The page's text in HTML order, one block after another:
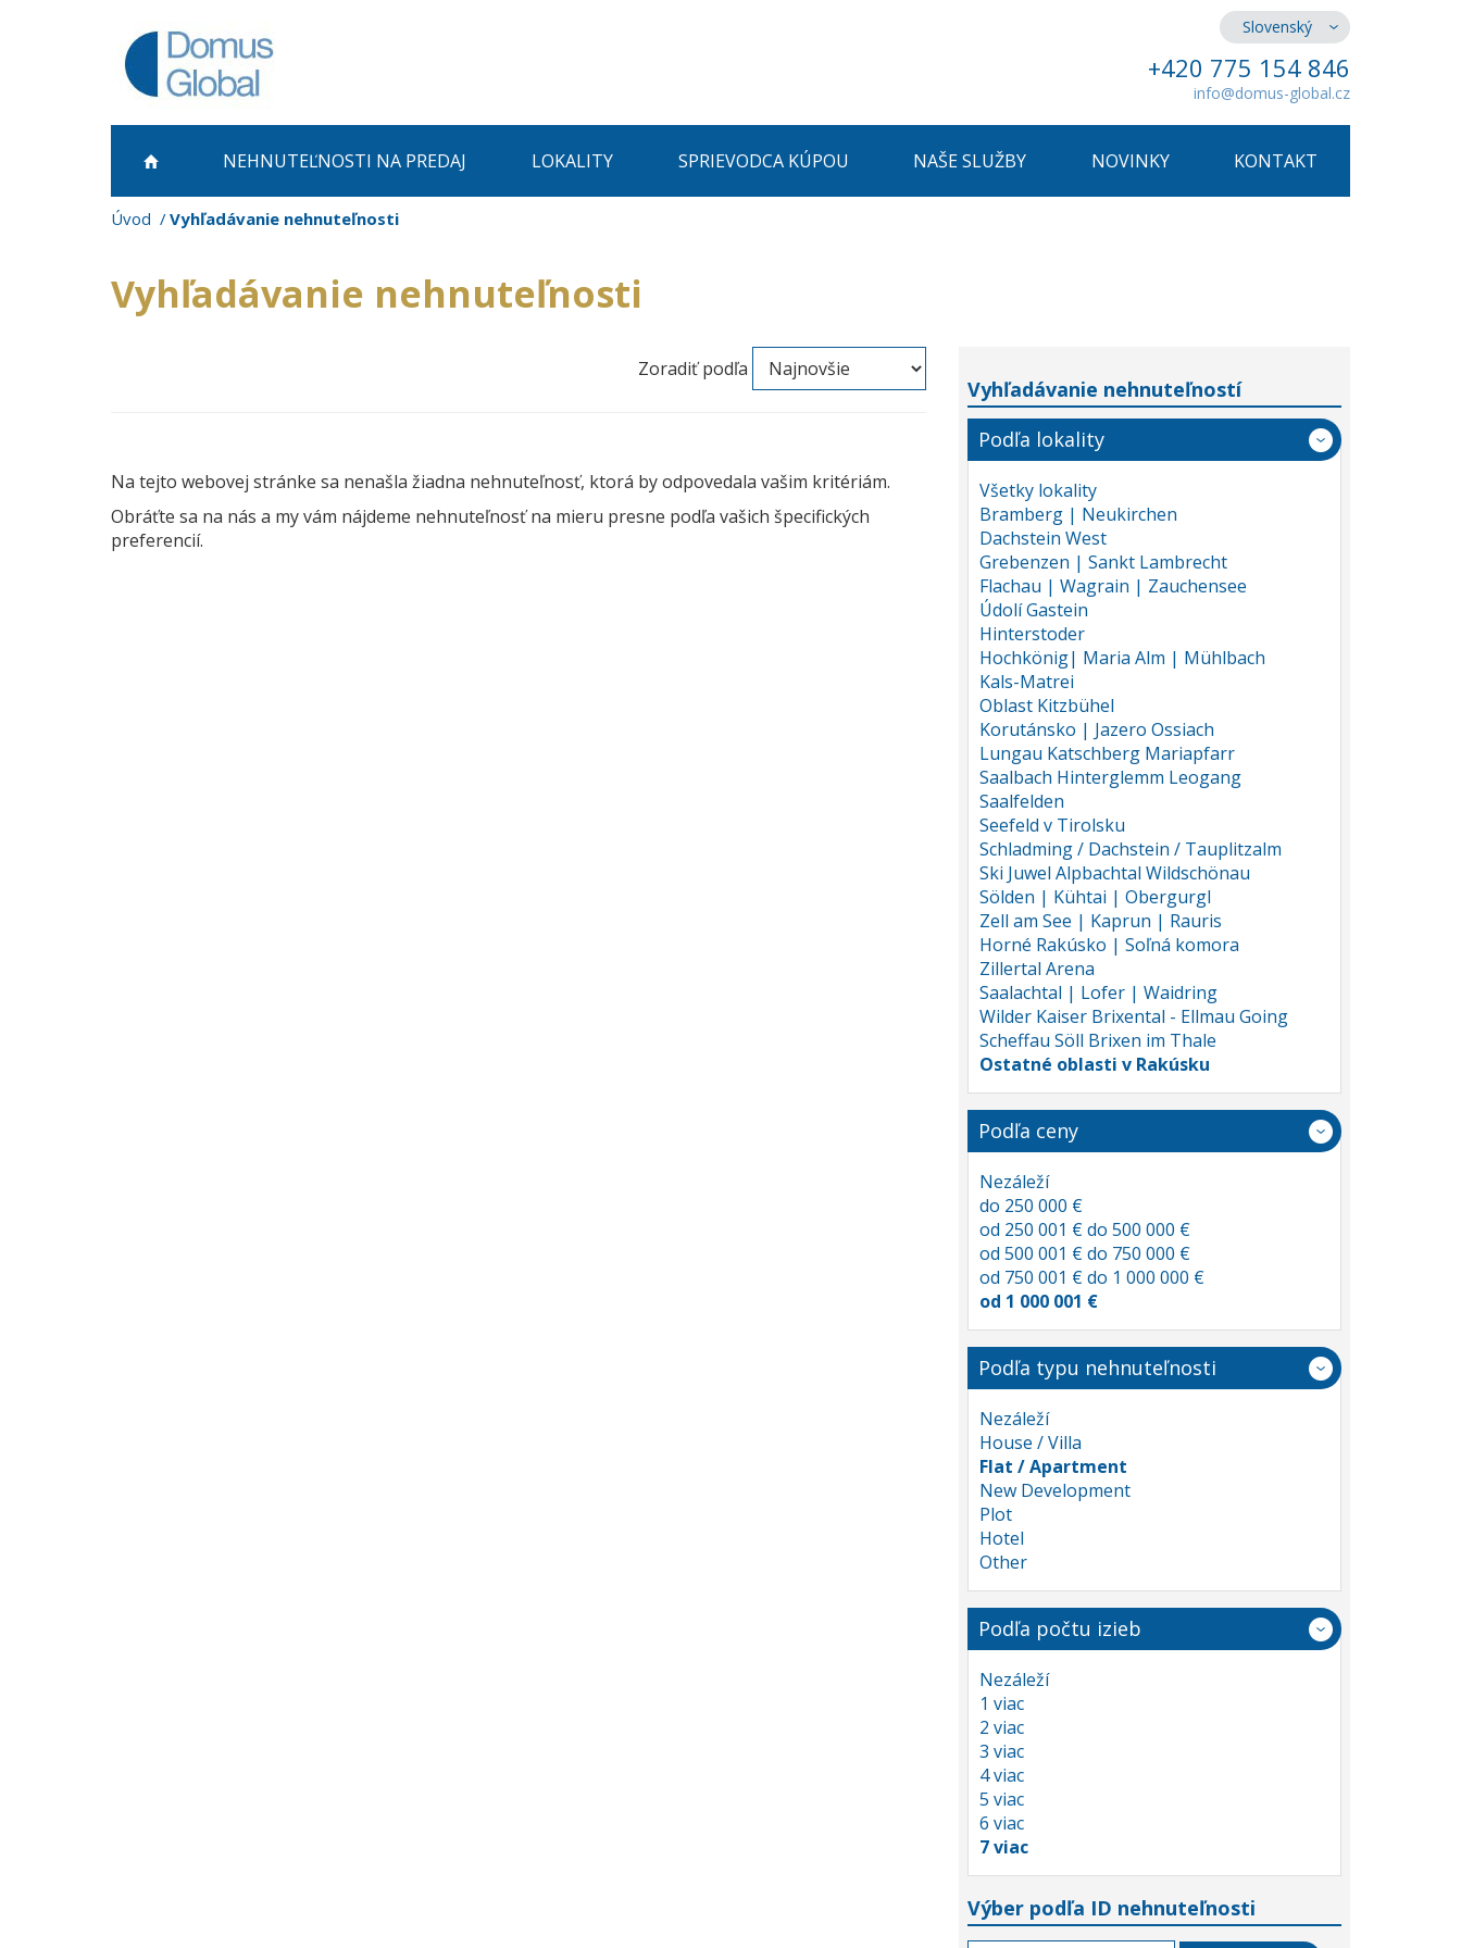
Slovenský
+420 775 154 846
info@domus-global.cz
NEHNUTEĽNOSTI NA PREDAJ LOKALITY SPRIEVODCA KÚPOU NAŠE SLUŽBY NOVINKY KONTAKT
Úvod Vyhľadávanie nehnuteľnosti
Vyhľadávanie nehnuteľnosti
Zoradiť podľa
Na tejto webovej stránke sa nenašla žiadna nehnuteľnosť, ktorá by odpovedala vašim kritériám.
Obráťte sa na nás a my vám nájdeme nehnuteľnosť na mieru presne podľa vašich špecifických
preferencií.
Vyhľadávanie nehnuteľností
Podľa lokality
Všetky lokality
Bramberg | Neukirchen
Dachstein West
Grebenzen | Sankt Lambrecht
Flachau | Wagrain | Zauchensee
Údolí Gastein
Hinterstoder
Hochkönig| Maria Alm | Mühlbach
Kals-Matrei
Oblast Kitzbühel
Korutánsko | Jazero Ossiach
Lungau Katschberg Mariapfarr
Saalbach Hinterglemm Leogang
Saalfelden
Seefeld v Tirolsku
Schladming / Dachstein / Tauplitzalm
Ski Juwel Alpbachtal Wildschönau
Sölden | Kühtai | Obergurgl
Zell am See | Kaprun | Rauris
Horné Rakúsko | Soľná komora
Zillertal Arena
Saalachtal | Lofer | Waidring
Wilder Kaiser Brixental - Ellmau Going
Scheffau Söll Brixen im Thale
Ostatné oblasti v Rakúsku
Podľa ceny
Nezáleží
do 250 000 €
od 250 001 € do 500 000 €
od 500 001 € do 750 000 €
od 750 001 € do 1 000 000 €
od 1 000 001 €
Podľa typu nehnuteľnosti
Nezáleží
House / Villa
Flat / Apartment
New Development
Plot
Hotel
Other
Podľa počtu izieb
Nezáleží
1 viac
2 viac
3 viac
4 viac
5 viac
6 viac
7 viac
Výber podľa ID nehnuteľnosti